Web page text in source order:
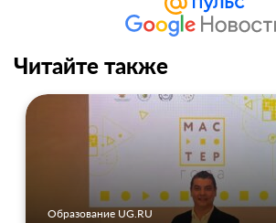
Читайте также
Образование UG.RU